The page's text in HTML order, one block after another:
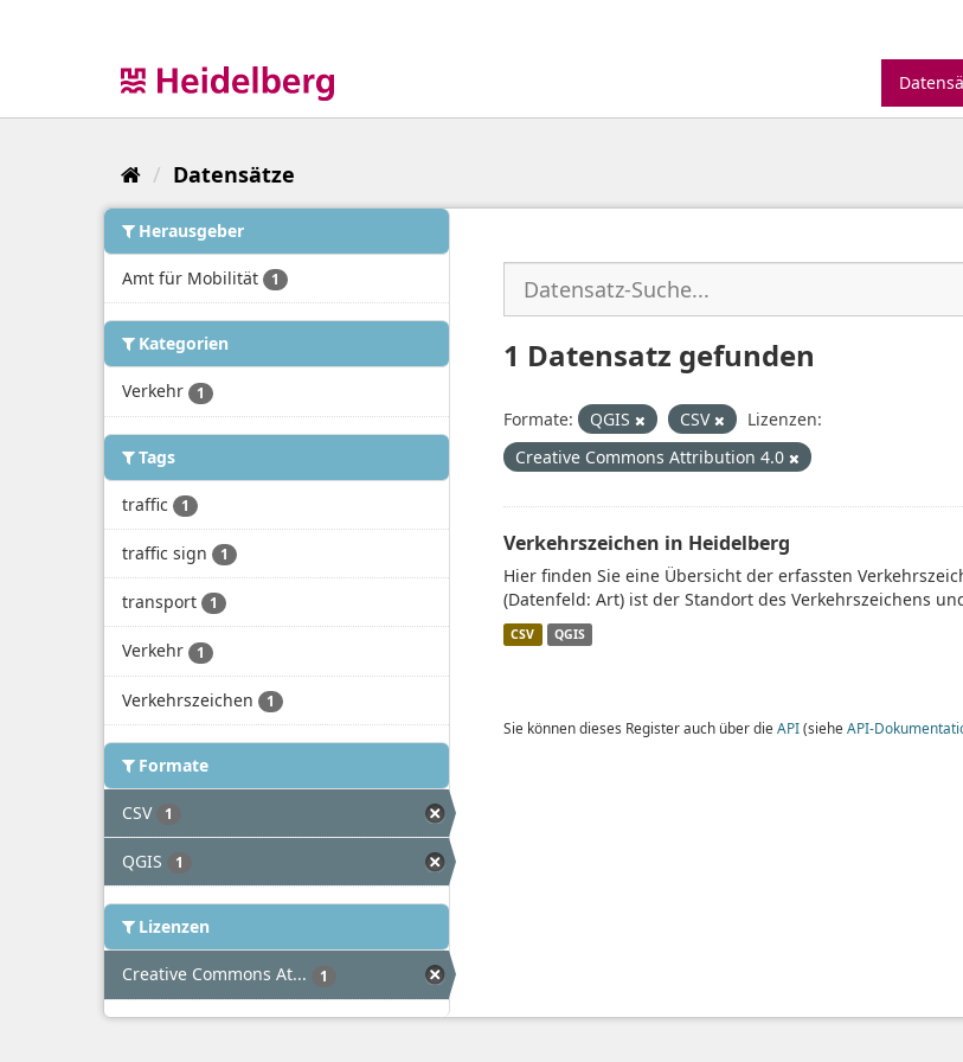
Datensätze
Herausgeber
Amt für Mobilität 1
Kategorien
Verkehr 1
Tags
traffic 1
traffic sign 1
transport 1
Verkehr 1
Verkehrszeichen 1
Formate
CSV 1
QGIS 1
Lizenzen
Creative Commons At... 1
1 Datensatz gefunden
Formate: QGIS CSV
Lizenzen:
Creative Commons Attribution 4.0
Verkehrszeichen in Heidelberg
Hier finden Sie eine Übersicht der erfassten
(Datenfeld: Art) ist der Standort des Verkehrszeichens
CSV QGIS
Sie können dieses Register auch über die API(siehe API-